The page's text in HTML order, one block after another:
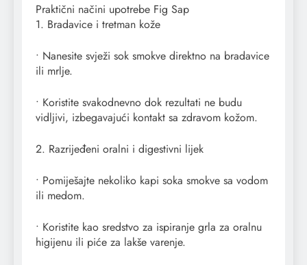
Praktični načini upotrebe Fig Sap
1. Bradavice i tretman kože
• Nanesite svježi sok smokve direktno na bradavice
ili mrlje.
• Koristite svakodnevno dok rezultati ne budu
vidljivi, izbegavajući kontakt sa zdravom kožom.
2. Razrijeđeni oralni i digestivni lijek
• Pomiješajte nekoliko kapi soka smokve sa vodom
ili medom.
• Koristite kao sredstvo za ispiranje grla za oralnu
higijenu ili piće za lakše varenje.